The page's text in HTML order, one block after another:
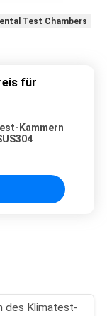
Test Chambers
für
Kammern
des Klimatest-